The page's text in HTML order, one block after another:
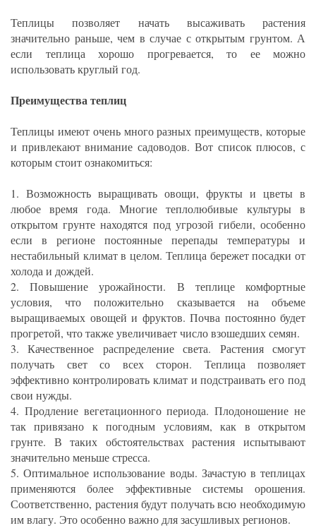
Теплицы позволяет начать высаживать растения
значительно раньше, чем в случае с открытым грунтом. А
если теплица хорошо прогревается, то ее можно
использовать круглый год.
Преимущества теплиц
Теплицы имеют очень много разных преимуществ, которые
и привлекают внимание садоводов. Вот список плюсов, с
которым стоит ознакомиться:
1. Возможность выращивать овощи, фрукты и цветы в
любое время года. Многие теплолюбивые культуры в
открытом грунте находятся под угрозой гибели, особенно
если в регионе постоянные перепады температуры и
нестабильный климат в целом. Теплица бережет посадки от
холода и дождей.
2. Повышение урожайности. В теплице комфортные
условия, что положительно сказывается на объеме
выращиваемых овощей и фруктов. Почва постоянно будет
прогретой, что также увеличивает число взошедших семян.
3. Качественное распределение света. Растения смогут
получать свет со всех сторон. Теплица позволяет
эффективно контролировать климат и подстраивать его под
свои нужды.
4. Продление вегетационного периода. Плодоношение не
так привязано к погодным условиям, как в открытом
грунте. В таких обстоятельствах растения испытывают
значительно меньше стресса.
5. Оптимальное использование воды. Зачастую в теплицах
применяются более эффективные системы орошения.
Соответственно, растения будут получать всю необходимую
им влагу. Это особенно важно для засушливых регионов.